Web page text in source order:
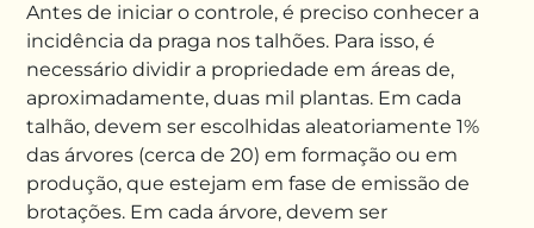
Antes de iniciar o controle, é preciso conhecer a
incidência da praga nos talhões. Para isso, é
necessário dividir a propriedade em áreas de,
aproximadamente, duas mil plantas. Em cada
talhão, devem ser escolhidas aleatoriamente 1%
das árvores (cerca de 20) em formação ou em
produção, que estejam em fase de emissão de
brotações. Em cada árvore, devem ser